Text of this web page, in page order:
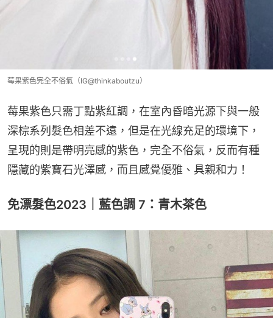
莓果紫色完全不俗氣（IG@thinkaboutzu）
莓果紫色只需丁點紫紅調，在室內昏暗光源下與一般
深棕系列髮色相差不遠，但是在光線充足的環境下，
呈現的則是帶明亮感的紫色，完全不俗氣，反而有種
隱藏的紫寶石光澤感，而且感覺優雅、具親和力！
免漂髮色2023｜藍色調 7：青木茶色